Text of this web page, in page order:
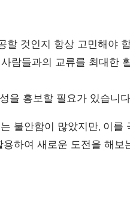
할 것인지 항상 고민해야
람들과의 교류를 최대한
을 홍보할 필요가 있습니
불안함이 많았지만, 이를
하여 새로운 도전을 해보